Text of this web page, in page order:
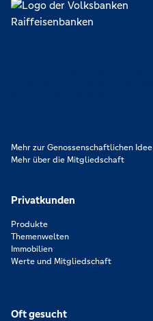
Mehr zur Genossenschaftlichen Idee
Mehr über die Mitgliedschaft
Privatkunden
Produkte
Themenwelten
Immobilien
Werte und Mitgliedschaft
Oft gesucht